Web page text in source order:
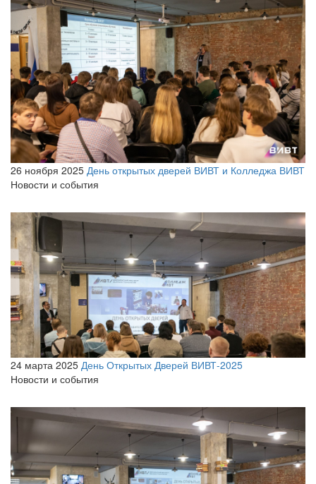
26 ноября 2025 День открытых дверей ВИВТ и Колледжа ВИВТ
Новости и события
24 марта 2025 День Открытых Дверей ВИВТ-2025
Новости и события